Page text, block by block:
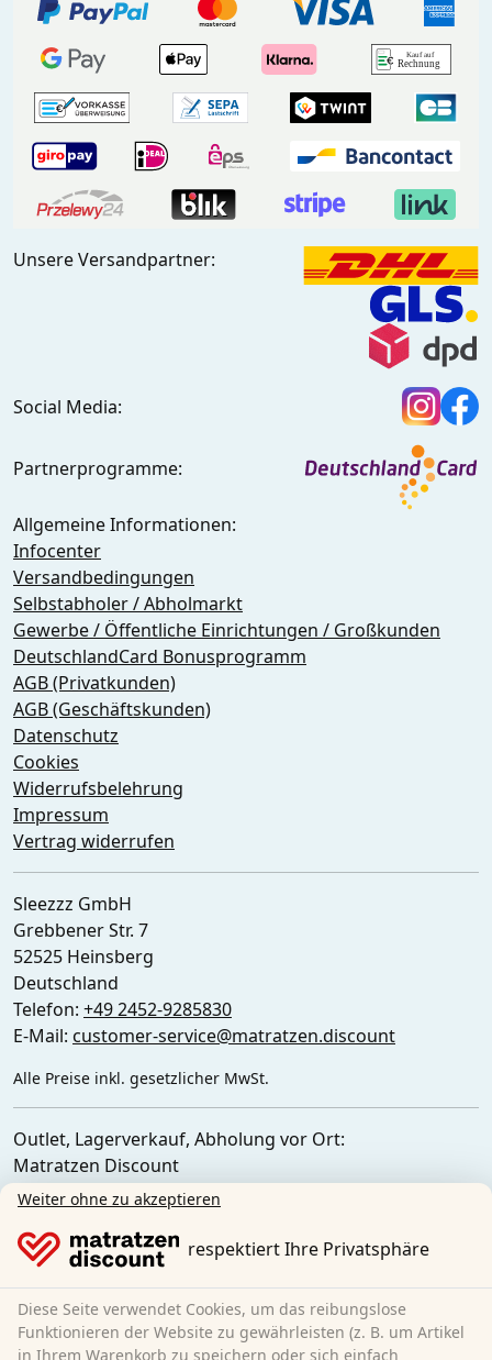
Unsere Versandpartner:
Social Media:
Partnerprogramme:
Allgemeine Informationen:
Infocenter
Versandbedingungen
Selbstabholer / Abholmarkt
Gewerbe / Öffentliche Einrichtungen / Großkunden
DeutschlandCard Bonusprogramm
AGB (Privatkunden)
AGB (Geschäftskunden)
Datenschutz
Cookies
Widerrufsbelehrung
Impressum
Vertrag widerrufen
Sleezzz GmbH
Grebbener Str. 7
52525 Heinsberg
Deutschland
Telefon: +49 2452-9285830
E-Mail: customer-service@matratzen.discount
Alle Preise inkl. gesetzlicher MwSt.
Outlet, Lagerverkauf, Abholung vor Ort:
Matratzen Discount
Ferdinand-Porsche-Str. 4
Deutschland
Weiter ohne zu akzeptieren
respektiert Ihre Privatsphäre
Diese Seite verwendet Cookies, um das reibungslose
Funktionieren der Website zu gewährleisten (z. B. um Artikel
in Ihrem Warenkorb zu speichern oder sich einfach